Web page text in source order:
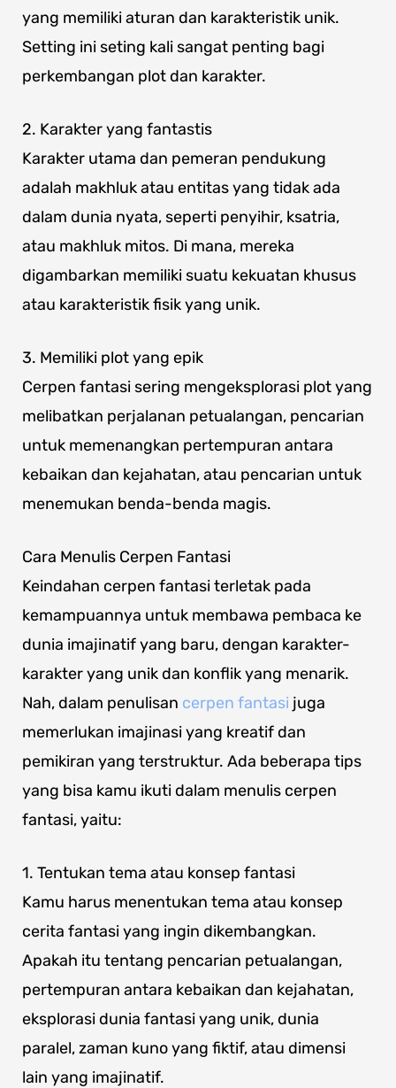
yang memiliki aturan dan karakteristik unik.
Setting ini seting kali sangat penting bagi
perkembangan plot dan karakter.
2. Karakter yang fantastis
Karakter utama dan pemeran pendukung
adalah makhluk atau entitas yang tidak ada
dalam dunia nyata, seperti penyihir, ksatria,
atau makhluk mitos. Di mana, mereka
digambarkan memiliki suatu kekuatan khusus
atau karakteristik fisik yang unik.
3. Memiliki plot yang epik
Cerpen fantasi sering mengeksplorasi plot yang
melibatkan perjalanan petualangan, pencarian
untuk memenangkan pertempuran antara
kebaikan dan kejahatan, atau pencarian untuk
menemukan benda-benda magis.
Cara Menulis Cerpen Fantasi
Keindahan cerpen fantasi terletak pada
kemampuannya untuk membawa pembaca ke
dunia imajinatif yang baru, dengan karakter-
karakter yang unik dan konflik yang menarik.
Nah, dalam penulisan cerpen fantasi juga
memerlukan imajinasi yang kreatif dan
pemikiran yang terstruktur. Ada beberapa tips
yang bisa kamu ikuti dalam menulis cerpen
fantasi, yaitu:
1. Tentukan tema atau konsep fantasi
Kamu harus menentukan tema atau konsep
cerita fantasi yang ingin dikembangkan.
Apakah itu tentang pencarian petualangan,
pertempuran antara kebaikan dan kejahatan,
eksplorasi dunia fantasi yang unik, dunia
paralel, zaman kuno yang fiktif, atau dimensi
lain yang imajinatif.